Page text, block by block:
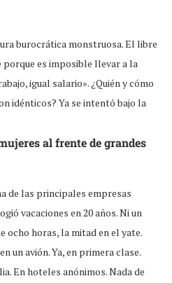
burocrática monstruosa. El libre
es imposible llevar a la
igual salario». ¿Quién y cómo
idénticos? Ya se intentó bajo la
al frente de grandes
de las principales empresas
vacaciones en 20 años. Ni un
ocho horas, la mitad en el yate.
un avión. Ya, en primera clase.
En hoteles anónimos. Nada de